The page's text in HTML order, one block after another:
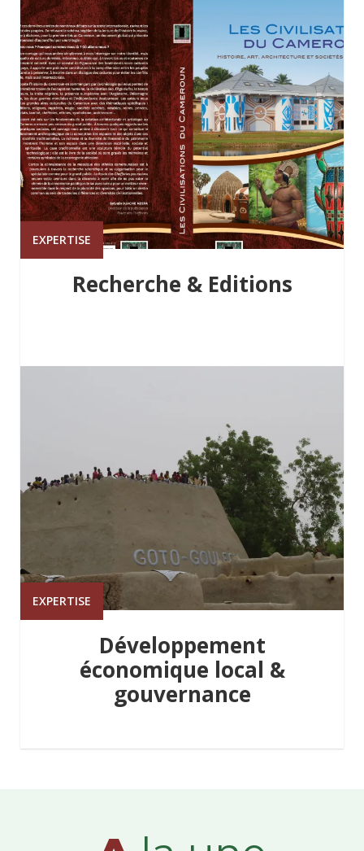
EXPERTISE
Recherche & Editions
EXPERTISE
Développement
économique local &
gouvernance